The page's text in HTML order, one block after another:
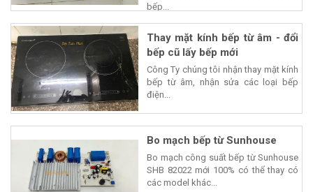
bếp...
Thay mặt kính bếp từ âm - đổi
bếp cũ lấy bếp mới
Công Ty chúng tôi nhận thay mặt kính
bếp từ âm, nhận sửa các loại bếp
điện...
Bo mạch bếp từ Sunhouse
Bo mạch công suất bếp từ Sunhouse
SHB 82022 mới 100% có thể thay có
các model khác...